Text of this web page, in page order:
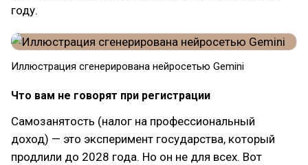
году.
Иллюстрация сгенерирована нейросетью Gemini
Что вам не говорят при регистрации
Самозанятость (налог на профессиональный
доход) — это эксперимент государства, который
продлили до 2028 года. Но он не для всех. Вот